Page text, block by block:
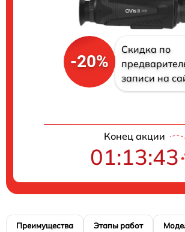
-20%
Скидка по
записи на
Конец акции
01:13:42
Преимущества Этапы работ